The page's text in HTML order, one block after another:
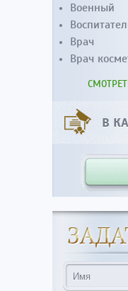
Военный
Врач
Врач
В